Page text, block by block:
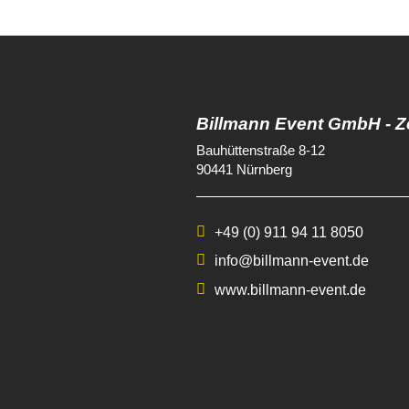
Billmann Event GmbH -
Bauhüttenstraße 8-12
90441 Nürnberg
+49 (0) 911 94 11 8050
info@billmann-event.de
www.billmann-event.de